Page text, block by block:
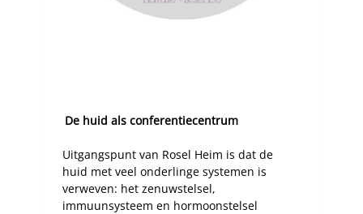
De huid als conferentiecentrum
Uitgangspunt van Rosel Heim is dat de
huid met veel onderlinge systemen is
verweven: het zenuwstelsel,
immuunsysteem en hormoonstelsel